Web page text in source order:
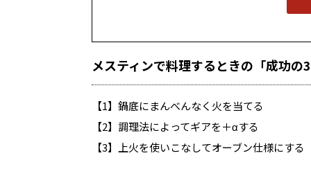
メスティンで料理するときの「成功の
【1】鍋底にまんべんなく火を当てる
【2】調理法によってギアを＋αする
【3】上火を使いこなしてオーブン仕様にする